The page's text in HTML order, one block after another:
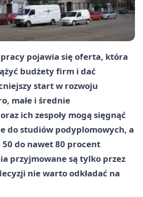
pojawia się oferta, która
budżety firm i dać
start w rozwoju
małe i średnie
ich zespoły mogą sięgnąć
do studiów podyplomowych, a
do nawet 80 procent
przyjmowane są tylko przez
nie warto odkładać na